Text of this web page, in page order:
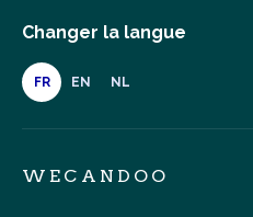
Changer la langue
FR EN NL
WECANDOO